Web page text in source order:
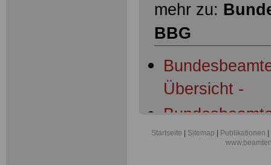
mehr zu:
BBG
Übersicht -
Startseite Sitemap Publikationen